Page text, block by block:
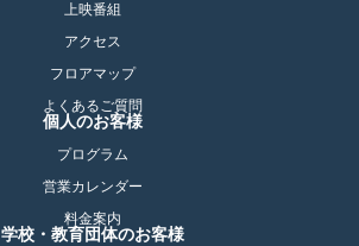
上映番組
アクセス
フロアマップ
よくあるご質問
個人のお客様
プログラム
営業カレンダー
料金案内
学校・教育団体のお客様